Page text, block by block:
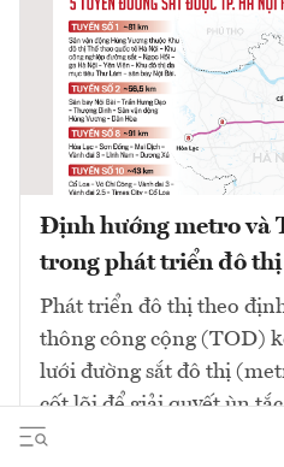
Định hướng metro và
trong phát triển đô thị
Phát triển đô thị theo
thông công cộng (TOD)
lưới đường sắt đô thị
cốt lõi để giải quyết ùn
không gian. Mô hình này